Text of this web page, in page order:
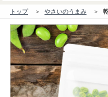
トップ やさいのうまみ